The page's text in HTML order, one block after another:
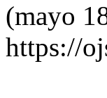
(mayo
https://